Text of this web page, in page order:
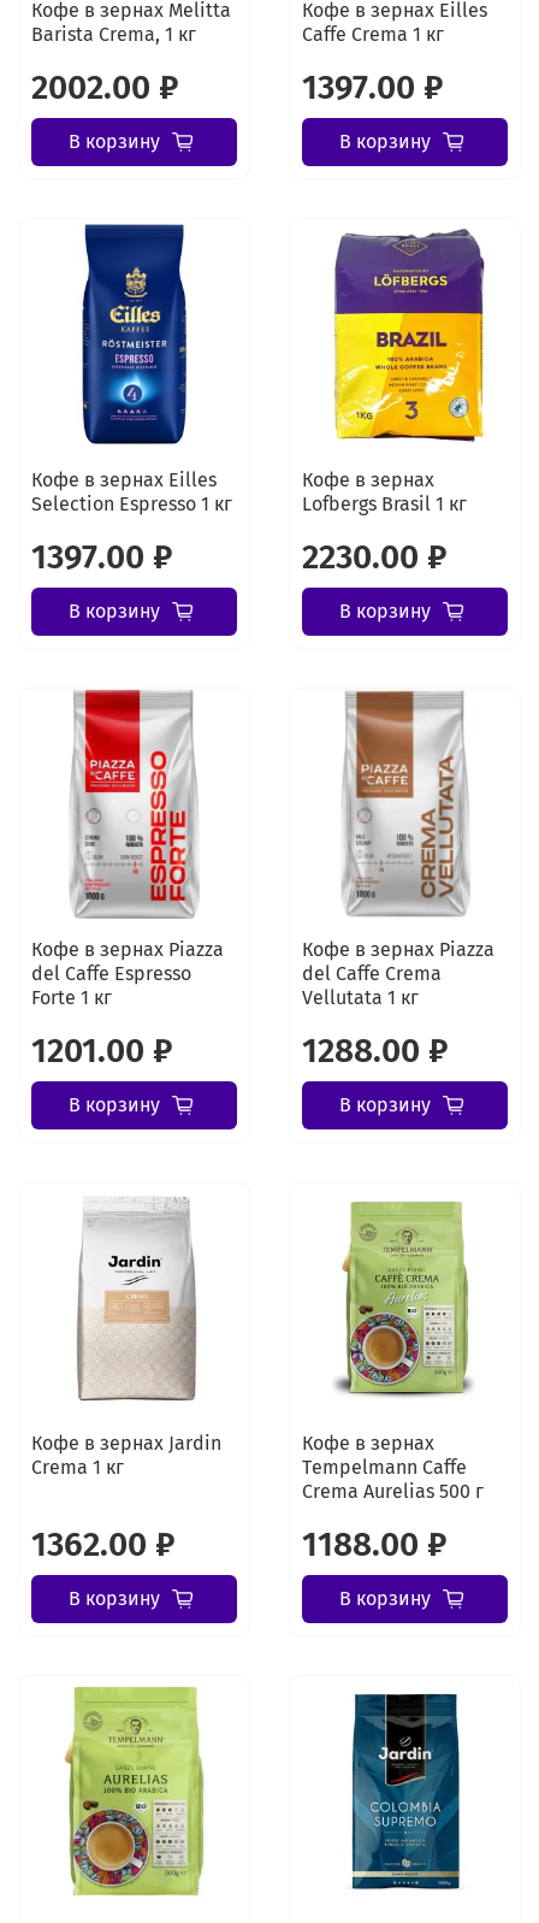
Кофе в зернах Melitta
Barista Crema, 1 кг
2002.00 ₽
В корзину
Кофе в зернах Eilles
Caffe Crema 1 кг
1397.00 ₽
В корзину
Кофе в зернах Eilles
Selection Espresso 1 кг
1397.00 ₽
В корзину
Кофе в зернах
Lofbergs Brasil 1 кг
2230.00 ₽
В корзину
Кофе в зернах Piazza
del Caffe Espresso
Forte 1 кг
1201.00 ₽
В корзину
Кофе в зернах Piazza
del Caffe Crema
Vellutata 1 кг
1288.00 ₽
В корзину
Кофе в зернах Jardin
Crema 1 кг
1362.00 ₽
В корзину
Кофе в зернах
Tеmpelmann Caffe
Crema Aurelias 500 г
1188.00 ₽
В корзину